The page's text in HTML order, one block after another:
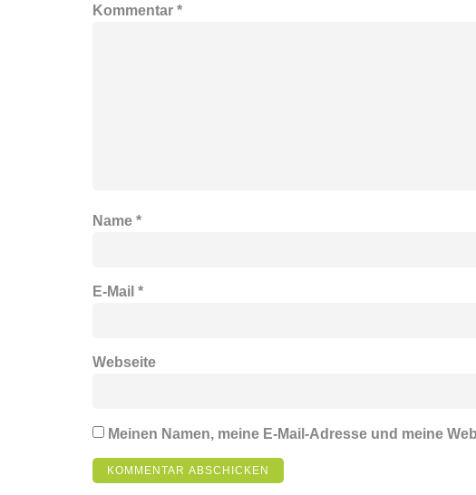
Kommentar *
Name *
E-Mail *
Webseite
Meinen Namen, meine E-Mail-Adresse und meine